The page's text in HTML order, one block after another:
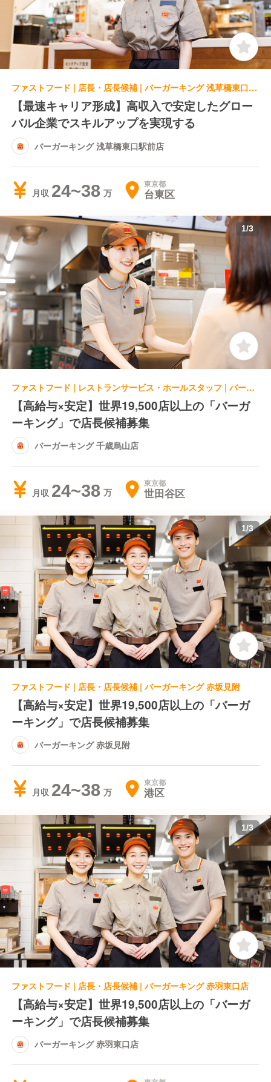
ファストフード | 店長・店長候補 | バーガーキング 浅草橋東口駅前店
【最速キャリア形成】高収入で安定したグロー
バル企業でスキルアップを実現する
バーガーキング 浅草橋東口駅前店
月収 24~38 東京都
台東区
1/3
ファストフード | レストランサービス・ホールスタッフ | バーガーキング 千歳烏山店
【高給与×安定】世界19,500店以上の「バーガ
ーキング」で店長候補募集
バーガーキング 千歳烏山店
月収 24~38 東京都
世田谷区
1/3
ファストフード | 店長・店長候補 | バーガーキング 赤坂見附
【高給与×安定】世界19,500店以上の「バーガ
ーキング」で店長候補募集
バーガーキング 赤坂見附
月収 24~38 東京都
港区
1/3
ファストフード | 店長・店長候補 | バーガーキング 赤羽東口店
【高給与×安定】世界19,500店以上の「バーガ
ーキング」で店長候補募集
バーガーキング 赤羽東口店